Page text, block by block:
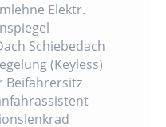
Elektr.
Schiebedach
(Keyless)
Beifahrersitz